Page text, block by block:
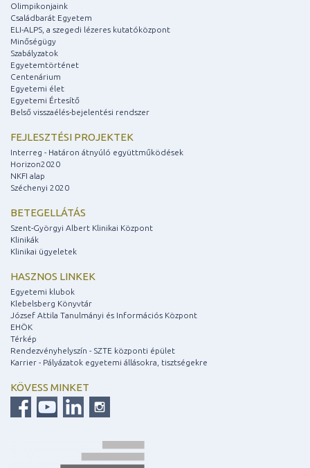
Olimpikonjaink
Családbarát Egyetem
ELI-ALPS, a szegedi lézeres kutatóközpont
Minőségügy
Szabályzatok
Egyetemtörténet
Centenárium
Egyetemi élet
Egyetemi Értesítő
Belső visszaélés-bejelentési rendszer
FEJLESZTÉSI PROJEKTEK
Interreg - Határon átnyúló együttműködések
Horizon2020
NKFI alap
Széchenyi 2020
BETEGELLÁTÁS
Szent-Györgyi Albert Klinikai Központ
Klinikák
Klinikai ügyeletek
HASZNOS LINKEK
Egyetemi klubok
Klebelsberg Könyvtár
József Attila Tanulmányi és Információs Központ
EHÖK
Térkép
Rendezvényhelyszín - SZTE központi épület
Karrier - Pályázatok egyetemi állásokra, tisztségekre
KÖVESS MINKET